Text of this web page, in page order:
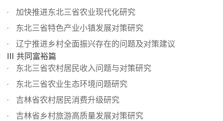
加快推进东北三省农业现代化研究
东北三省特色产业小镇发展对策研究
辽宁推进乡村全面振兴存在的问题及对策建议
Ⅲ 共同富裕篇
东北三省农村居民收入问题与对策研究
东北三省农业生态环境问题研究
吉林省农村居民消费升级研究
吉林省乡村旅游高质量发展对策研究